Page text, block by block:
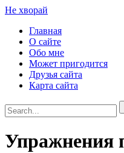
Не хворай
Главная
О сайте
Обо мне
Может пригодится
Друзья сайта
Карта сайта
Упражнения